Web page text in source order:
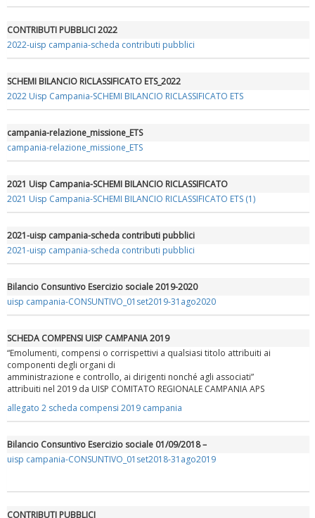
CONTRIBUTI PUBBLICI 2022
2022-uisp campania-scheda contributi pubblici
SCHEMI BILANCIO RICLASSIFICATO ETS_2022
2022 Uisp Campania-SCHEMI BILANCIO RICLASSIFICATO ETS
campania-relazione_missione_ETS
campania-relazione_missione_ETS
2021 Uisp Campania-SCHEMI BILANCIO RICLASSIFICATO
2021 Uisp Campania-SCHEMI BILANCIO RICLASSIFICATO ETS (1)
2021-uisp campania-scheda contributi pubblici
2021-uisp campania-scheda contributi pubblici
Bilancio Consuntivo Esercizio sociale 2019-2020
uisp campania-CONSUNTIVO_01set2019-31ago2020
SCHEDA COMPENSI UISP CAMPANIA 2019
“Emolumenti, compensi o corrispettivi a qualsiasi titolo attribuiti ai
componenti degli organi di
amministrazione e controllo, ai dirigenti nonché agli associati”
attribuiti nel 2019 da UISP COMITATO REGIONALE CAMPANIA APS
allegato 2 scheda compensi 2019 campania
Bilancio Consuntivo Esercizio sociale 01/09/2018 –
uisp campania-CONSUNTIVO_01set2018-31ago2019
CONTRIBUTI PUBBLICI